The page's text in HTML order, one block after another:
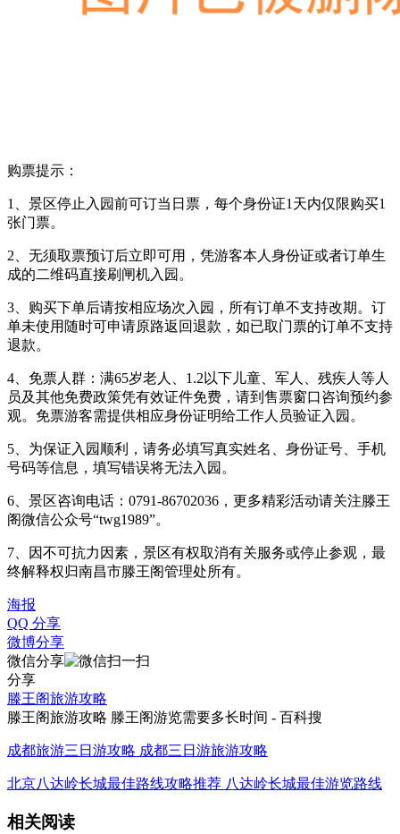
购票提示：
1、景区停止入园前可订当日票，每个身份证1天内仅限购买1
张门票。
2、无须取票预订后立即可用，凭游客本人身份证或者订单生
成的二维码直接刷闸机入园。
3、购买下单后请按相应场次入园，所有订单不支持改期。订
单未使用随时可申请原路返回退款，如已取门票的订单不支持
退款。
4、免票人群：满65岁老人、1.2以下儿童、军人、残疾人等人
员及其他免费政策凭有效证件免费，请到售票窗口咨询预约参
观。免票游客需提供相应身份证明给工作人员验证入园。
5、为保证入园顺利，请务必填写真实姓名、身份证号、手机
号码等信息，填写错误将无法入园。
6、景区咨询电话：0791-86702036，更多精彩活动请关注滕王
阁微信公众号“twg1989”。
7、因不可抗力因素，景区有权取消有关服务或停止参观，最
终解释权归南昌市滕王阁管理处所有。
海报
QQ 分享
微博分享
微信分享
分享
滕王阁旅游攻略
滕王阁旅游攻略 滕王阁游览需要多长时间 - 百科搜
成都旅游三日游攻略 成都三日游旅游攻略
北京八达岭长城最佳路线攻略推荐 八达岭长城最佳游览路线
相关阅读